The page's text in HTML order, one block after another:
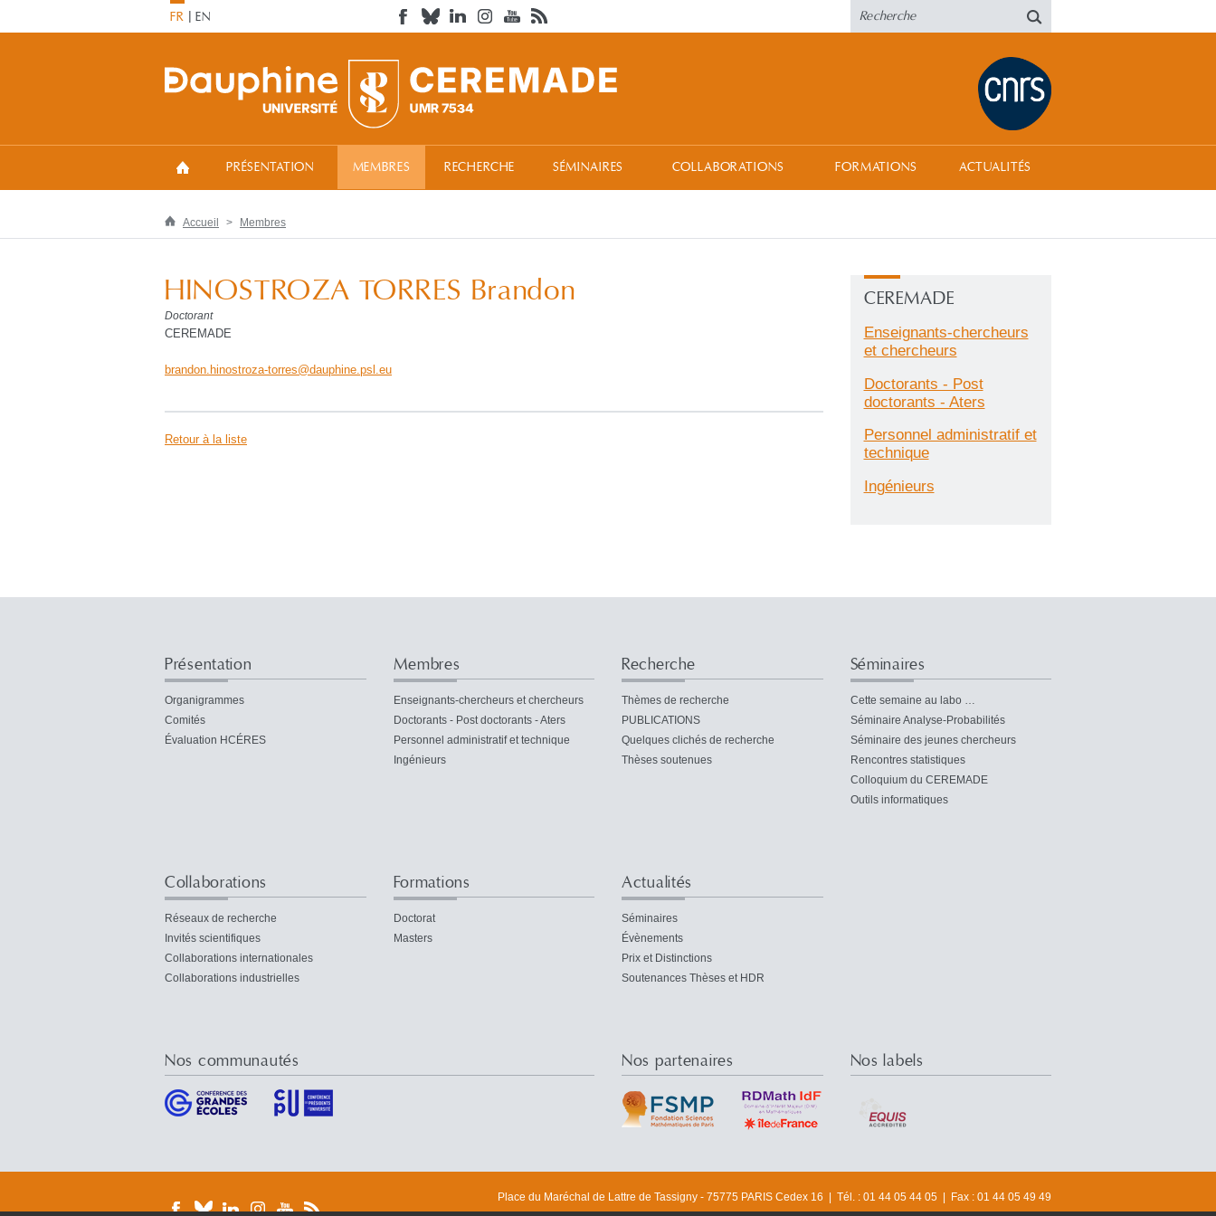
FR EN
PRÉSENTATION MEMBRES RECHERCHE SÉMINAIRES COLLABORATIONS FORMATIONS ACTUALITÉS
Accueil Membres
HINOSTROZA TORRES Brandon
Doctorant
CEREMADE
brandon.hinostroza-torres@dauphine.psl eu
Retour à la liste
CEREMADE
Enseignants-chercheurs
et chercheurs
Doctorants - Post
doctorants - Aters
Personnel administratif et
technique
Ingénieurs
Présentation
Organigrammes
Comités
Évaluation HCÉRES
Membres
Enseignants-chercheurs et chercheurs
Doctorants - Post doctorants - Aters
Personnel administratif et technique
Ingénieurs
Recherche
Thèmes de recherche
PUBLICATIONS
Quelques clichés de recherche
Thèses soutenues
Séminaires
Cette semaine au labo …
Séminaire Analyse-Probabilités
Séminaire des jeunes chercheurs
Rencontres statistiques
Colloquium du CEREMADE
Outils informatiques
Collaborations
Réseaux de recherche
Invités scientifiques
Collaborations internationales
Collaborations industrielles
Formations
Doctorat
Masters
Actualités
Séminaires
Évènements
Prix et Distinctions
Soutenances Thèses et HDR
Nos communautés Nos partenaires Nos labels
Place du Maréchal de Lattre de Tassigny - 75775 PARIS Cedex 16 | Tél. : 01 44 05 44 05 | Fax : 01 44 05 49 49